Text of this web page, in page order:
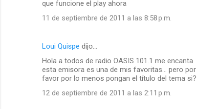
que funcione el play ahora
11 de septiembre de 2011 a las 8:58 p.m.
Loui Quispe dijo…
Hola a todos de radio OASIS 101.1 me encanta
esta emisora es una de mis favoritas... pero por
favor por lo menos pongan el título del tema si?
12 de septiembre de 2011 a las 2:11 p.m.